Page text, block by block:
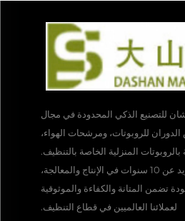
للتصنيع الذكي المحدودة في مجال
للروبوتات، ومرشحات الهواء،
المنزلية الخاصة بالتنظيف.
وبفضل خبرتنا التي تزيد عن 10 سنوات في الإنتاج والمعالجة،
تضمن المتانة والكفاءة والموثوقية
لعملائنا العالميين في قطاع التنظيف.